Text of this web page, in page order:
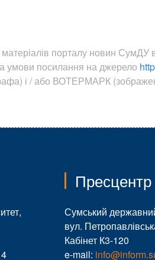
порталу новин
умови посилання на джерело
і / або ВОТЕРМАРК
Пресцентр
Сумський
вул.
Кабінет К3-120
e-mail: